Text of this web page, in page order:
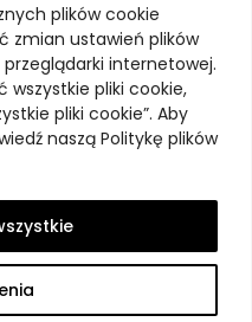
plików cookie
zmian ustawień plików
internetowej.
wszystkie pliki cookie,
pliki cookie”. Aby
naszą Politykę plików